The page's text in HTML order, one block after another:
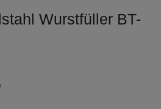
Wurstfüller BT-